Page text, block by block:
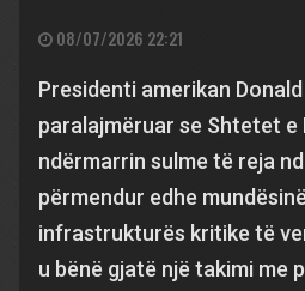
08/07/2026 22:21
Presidenti amerikan
paralajmëruar se Shtetet e
ndërmarrin sulme të reja
përmendur edhe
infrastrukturës kritike të
u bënë gjatë një takimi me